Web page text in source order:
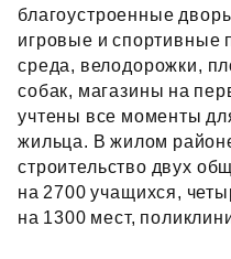
благоустроенные
игровые и спортивные
среда, велодорожки,
собак, магазины на
учтены все моменты
жильца. В жилом
строительство двух
на 2700 учащихся,
на 1300 мест,